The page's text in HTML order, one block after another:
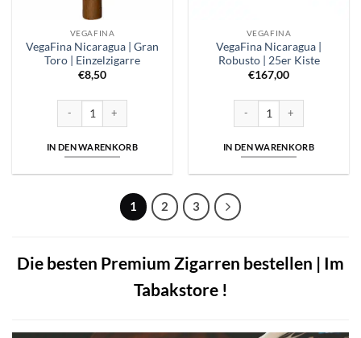
VEGAFINA
VegaFina Nicaragua | Gran
Toro | Einzelzigarre
€8,50
IN DEN WARENKORB
VEGAFINA
VegaFina Nicaragua |
Robusto | 25er Kiste
€167,00
IN DEN WARENKORB
1 2 3
Die besten Premium Zigarren bestellen | Im
Tabakstore !